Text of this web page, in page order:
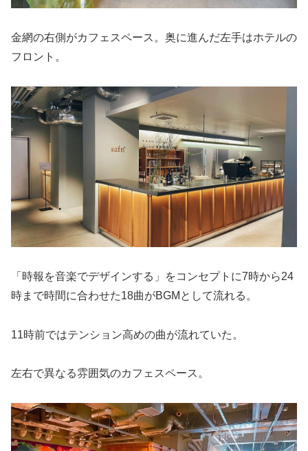
金網の右側がカフェスペース。奥に進んだ左手はホテルの
フロント。
「時報を音楽でデザインする」をコンセプトに7時から24
時まで時間に合わせた18曲がBGMとして流れる。
11時前ではテンション高めの曲が流れていた。
左右で異なる雰囲気のカフェスペース。